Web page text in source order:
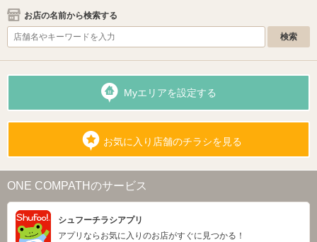
お店の名前から検索する
Myエリアを設定する
お気に入り店舗のチラシを見る
ONE COMPATHのサービス
シュフーチラシアプリ
アプリならお気に入りのお店がすぐに見つかる！